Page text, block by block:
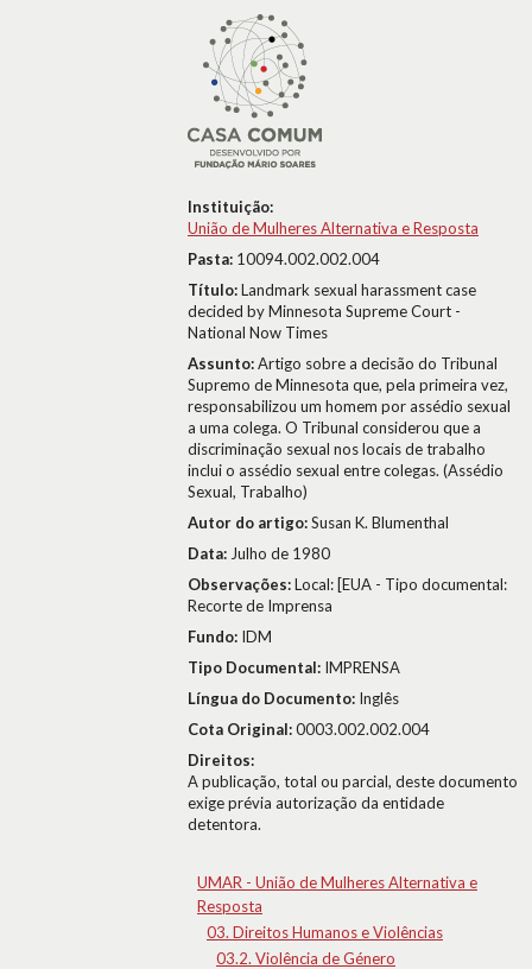
Instituição:
União de Mulheres Alternativa e Resposta
Pasta: 10094.002.002.004
Título:Landmark sexual harassment case
decided by Minnesota Supreme Court -
National Now Times
Assunto:Artigo sobre a decisão do Tribunal
Supremo de Minnesota que, pela primeira vez,
responsabilizou um homem por assédio sexual
a uma colega. O Tribunal considerou que a
discriminação sexual nos locais de trabalho
inclui o assédio sexual entre colegas. (Assédio
Sexual, Trabalho)
Autor do artigo:Susan K. Blumenthal
Data: Julho de 1980
Observações:Local: [EUA - Tipo documental:
Recorte de Imprensa
Fundo: IDM
Tipo Documental: IMPRENSA
Língua do Documento: Inglês
Cota Original:0003.002.002.004
Direitos:
A publicação, total ou parcial, deste documento
exige prévia autorização da entidade
detentora.
UMAR - União de Mulheres Alternativa e
Resposta
03. Direitos Humanos e Violências
03.2. Violência de Género